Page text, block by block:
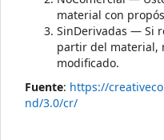
material con
SinDerivadas — Si
partir del material,
modificado.
Fuente: https://
nd/3.0/cr/